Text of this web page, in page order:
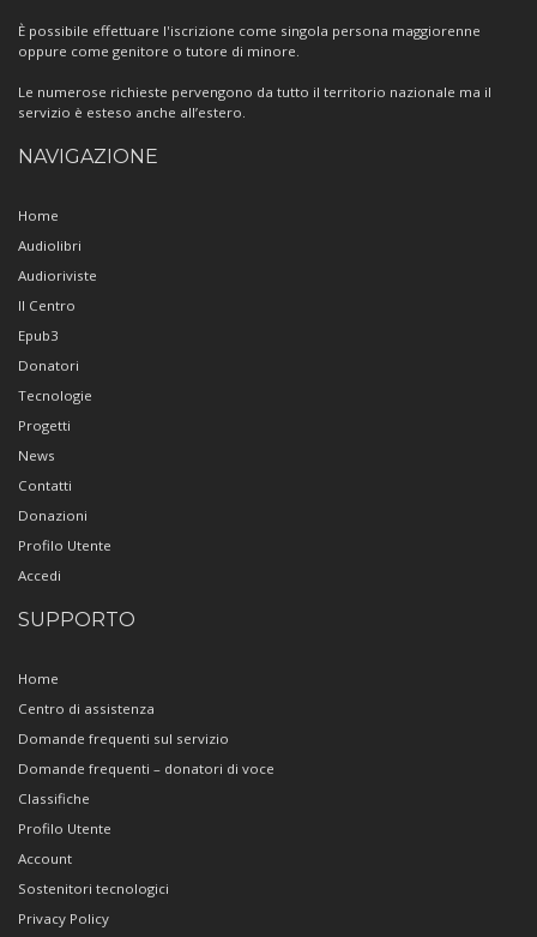
È possibile effettuare l'iscrizione come singola persona maggiorenne
oppure come genitore o tutore di minore.
Le numerose richieste pervengono da tutto il territorio nazionale ma il
servizio è esteso anche all’estero.
NAVIGAZIONE
Home
Audiolibri
Audioriviste
Il Centro
Epub3
Donatori
Tecnologie
Progetti
News
Contatti
Donazioni
Profilo Utente
Accedi
SUPPORTO
Home
Centro di assistenza
Domande frequenti sul servizio
Domande frequenti – donatori di voce
Classifiche
Profilo Utente
Account
Sostenitori tecnologici
Privacy Policy